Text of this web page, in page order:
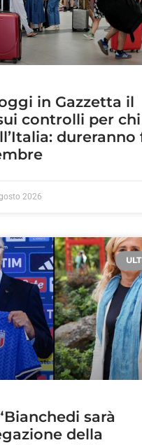
in Gazzetta il
controlli per chi
dureranno
2026
sarà
della